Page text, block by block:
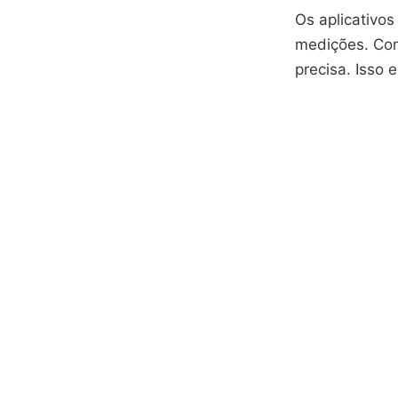
Os
medições.
precisa. Isso